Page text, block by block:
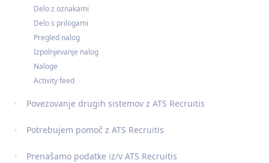
Delo z oznakami
Delo s prilogami
Pregled nalog
Izpolnjevanje nalog
Naloge
Activity feed
Povezovanje drugih sistemov z ATS Recruitis
Potrebujem pomoč z ATS Recruitis
Prenašamo podatke iz/v ATS Recruitis